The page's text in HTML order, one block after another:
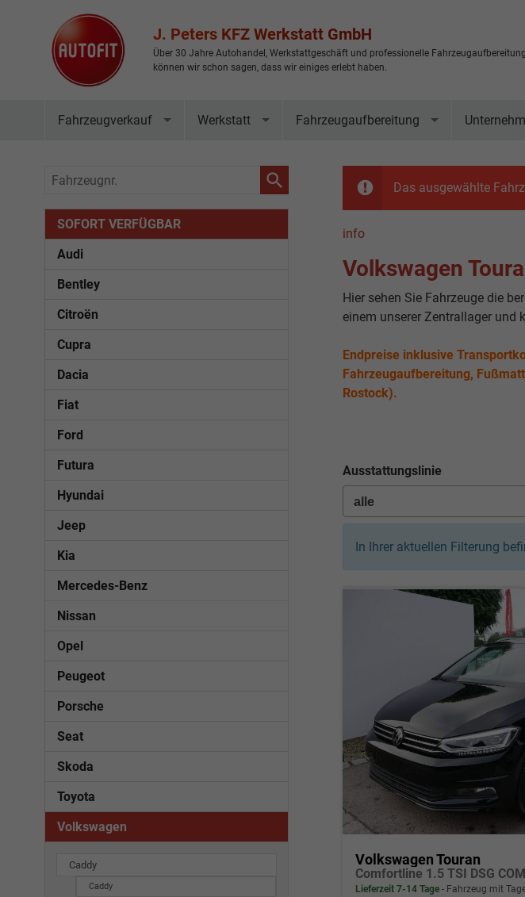
J. Peters KFZ Werkstatt GmbH
Über 30 Jahre Autohandel, Werkstattgeschäft und professionelle
können wir schon sagen, dass wir einiges erlebt haben.
Fahrzeugverkauf Werkstatt Fahrzeugaufbereitung
Das ausgewählte
info
Volkswagen
Hier sehen Sie Fahrzeuge die
einem unserer Zentrallager und
Endpreise inklusive
Fahrzeugaufbereitung,
Rostock).
Ausstattungslinie
In Ihrer aktuellen Filterung
Volkswagen Touran
Lieferzeit 7-14 Tage Fahrzeug mit
Fahrzeugnr.
SOFORT VERFÜGBAR
Audi
Bentley
Citroën
Cupra
Dacia
Fiat
Ford
Futura
Hyundai
Jeep
Kia
Mercedes-Benz
Nissan
Opel
Peugeot
Porsche
Seat
Skoda
Toyota
Volkswagen
Caddy
Caddy